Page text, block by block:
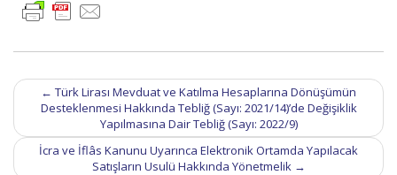
Post
navigation
← Türk Lirası Mevduat ve Katılma Hesaplarına Dönüşümün
Desteklenmesi Hakkında Tebliğ (Sayı: 2021/14)’de Değişiklik
Yapılmasına Dair Tebliğ (Sayı: 2022/9)
İcra ve İflâs Kanunu Uyarınca Elektronik Ortamda Yapılacak
Satışların Usulü Hakkında Yönetmelik →